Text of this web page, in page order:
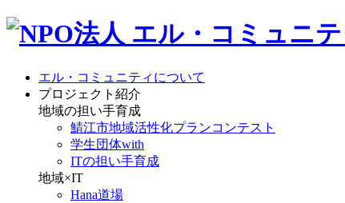
エル・コミュニティについて
プロジェクト紹介
地域の担い手育成
鯖江市地域活性化プランコンテスト
学生団体with
ITの担い手育成
地域×IT
Hana道場